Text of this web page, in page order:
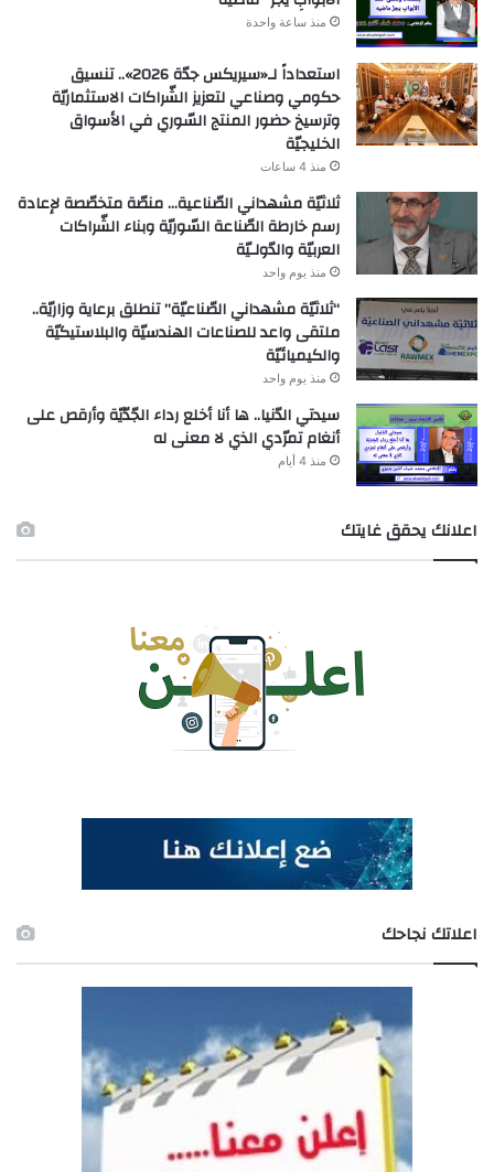
منذ ساعة واحدة
استعداداً لـ«سيريكس جدّة 2026».. تنسيق
حكومي وصناعي لتعزيز الشّراكات الاستثماريّة
وترسيخ حضور المنتج السّوري في الأسواق
الخليجيّة
منذ 4 ساعات
ثلاثيّة مشهداني الصّناعية… منصّة متخصّصة لإعادة
رسم خارطة الصّناعة السّوريّة وبناء الشّراكات
العربيّة والدّولـيّة
منذ يوم واحد
“ثلاثيّة مشهداني الصّناعيّة” تنطلق برعاية وزاريّة..
ملتقى واعد للصناعات الهندسيّة والبلاستيكيّة
والكيميائيّة
منذ يوم واحد
سيدتي الدّنيا.. ها أنا أخلع رداء الجّدّيّة وأرقص على
أنغام تمرّدي الذي لا معنى له
منذ 4 أيام
اعلانك يحقق غايتك
اعلاتك نجاحك